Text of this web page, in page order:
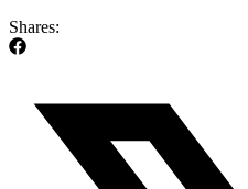
Shares: